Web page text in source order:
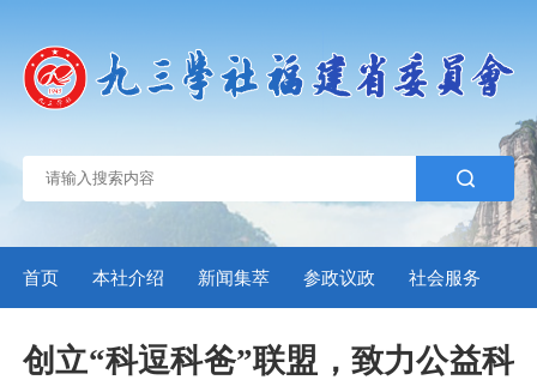
首页 本社介绍 新闻集萃 参政议政 社会服务
创立“科逗科爸”联盟，致力公益科